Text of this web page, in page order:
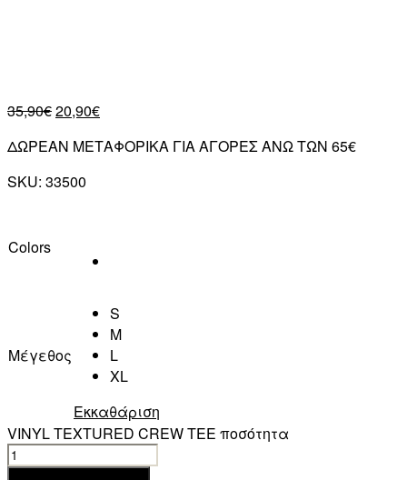
35,90€20,90€
ΔΩΡΕΑΝ ΜΕΤΑΦΟΡΙΚΑ ΓΙΑ ΑΓΟΡΕΣ ΑΝΩ ΤΩΝ 65€
SKU: 33500
Colors
Μέγεθος
S
M
L
XL
Εκκαθάριση
VINYL TEXTURED CREW TEE ποσότητα